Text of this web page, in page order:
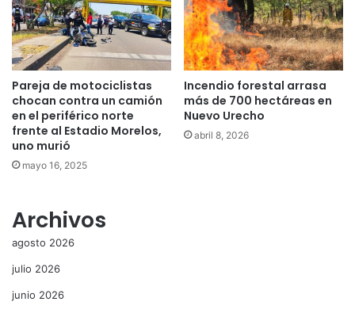
Pareja de motociclistas
chocan contra un camión
en el periférico norte
frente al Estadio Morelos,
uno murió
mayo 16, 2025
Incendio forestal arrasa
más de 700 hectáreas en
Nuevo Urecho
abril 8, 2026
Archivos
agosto 2026
julio 2026
junio 2026